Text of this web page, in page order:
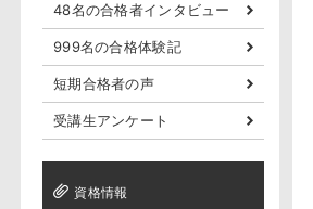
48名の合格者インタビュー
999名の合格体験記
短期合格者の声
受講生アンケート
資格情報